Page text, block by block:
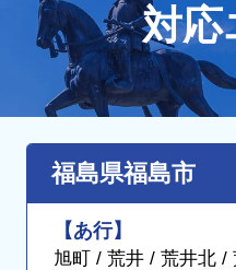
対応
福島県福島市
【あ行】
旭町 / 荒井 / 荒井北 /